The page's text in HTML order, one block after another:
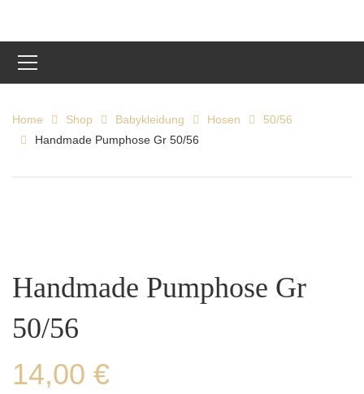
Home Shop Babykleidung Hosen
50/56
Handmade Pumphose Gr 50/56
Handmade Pumphose Gr
50/56
14,00 €